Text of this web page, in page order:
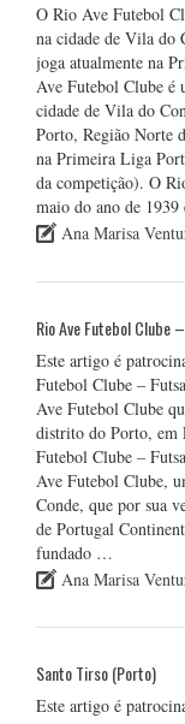
O Rio Ave Futebol
na cidade de Vila do
joga atualmente na
Ave Futebol Clube é
cidade de Vila do
Porto, Região Norte
na Primeira Liga
da competição). O
maio do ano de
Ana Marisa
Rio Ave Futebol Clube
Este artigo é
Futebol Clube –
Ave Futebol Clube
distrito do Porto, em
Futebol Clube –
Ave Futebol Clube,
Conde, que por sua
de Portugal
fundado …
Ana Marisa
Santo Tirso (Porto)
Este artigo é